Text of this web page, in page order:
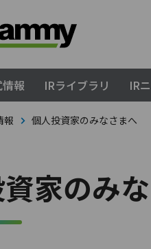
報 IRライブラリ IR
報 個人投資家のみなさまへ
家のみ